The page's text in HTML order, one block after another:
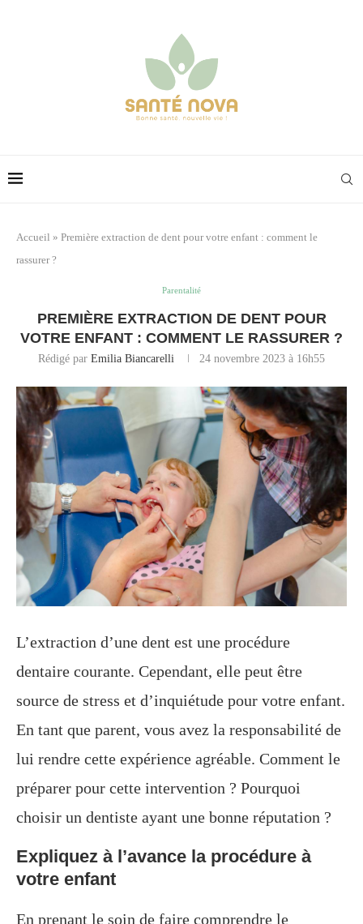
Accueil » Première extraction de dent pour votre enfant : comment le
rassurer ?
Parentalité
PREMIÈRE EXTRACTION DE DENT POUR
VOTRE ENFANT : COMMENT LE RASSURER ?
Rédigé par Emilia Biancarelli 24 novembre 2023 à 16h55
L’extraction d’une dent est une procédure
dentaire courante. Cependant, elle peut être
source de stress et d’inquiétude pour votre enfant.
En tant que parent, vous avez la responsabilité de
lui rendre cette expérience agréable. Comment le
préparer pour cette intervention ? Pourquoi
choisir un dentiste ayant une bonne réputation ?
Expliquez à l’avance la procédure à
votre enfant
En prenant le soin de faire comprendre le